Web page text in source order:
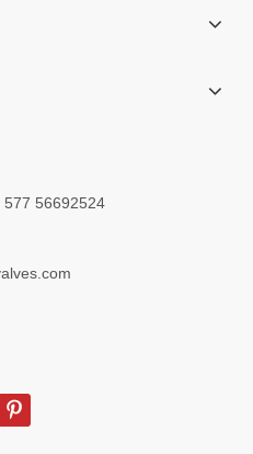
y de baja temperatura, los
Diseño, rendimiento y aplicaciones de válvulas de compuerta industriales en sistemas de tuberías de alta presión
de las válvulas de
56692524